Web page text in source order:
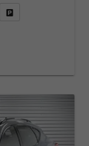
Angebot anfordern
Datei, Fahrzeugexposé